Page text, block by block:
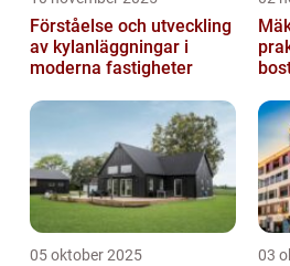
Förståelse och utveckling
av kylanläggningar i
moderna fastigheter
05 oktober 2025 03